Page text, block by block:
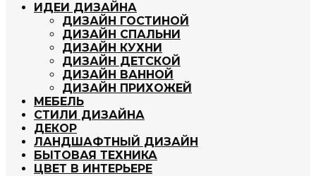
ИДЕИ ДИЗАЙНА
ДИЗАЙН ГОСТИНОЙ
ДИЗАЙН СПАЛЬНИ
ДИЗАЙН КУХНИ
ДИЗАЙН ДЕТСКОЙ
ДИЗАЙН ВАННОЙ
ДИЗАЙН ПРИХОЖЕЙ
МЕБЕЛЬ
СТИЛИ ДИЗАЙНА
ДЕКОР
ЛАНДШАФТНЫЙ ДИЗАЙН
БЫТОВАЯ ТЕХНИКА
ЦВЕТ В ИНТЕРЬЕРЕ